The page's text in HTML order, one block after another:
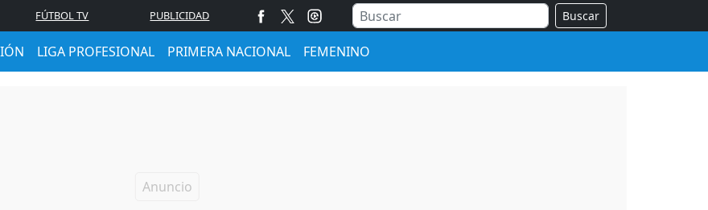
FÚTBOL TV PUBLICIDAD Buscar
LIGA PROFESIONAL PRIMERA NACIONAL FEMENINO